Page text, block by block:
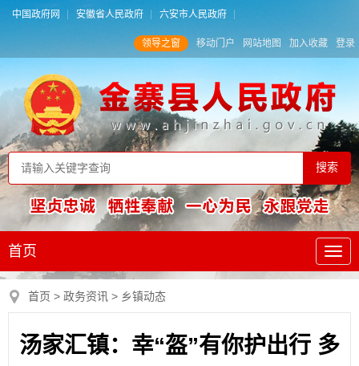
中国政府网 安徽省人民政府 六安市人民政府
领导之窗 移动门户 网站地图 加入收藏 登录
首页
首页 > 政务资讯 > 乡镇动态
汤家汇镇：幸“盔”有你护出行 多